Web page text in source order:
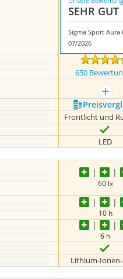
SEHR GUT
07/2026
650
mehr
Frontlicht und
LED
60 lx
10 h
6 h
Lithium-